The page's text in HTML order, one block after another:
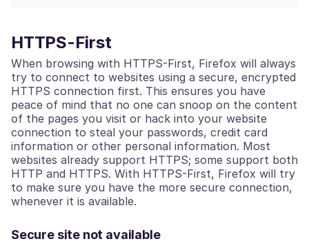
HTTPS-First
When browsing with HTTPS-First, Firefox will always
try to connect to websites using a secure, encrypted
HTTPS connection first. This ensures you have
peace of mind that no one can snoop on the content
of the pages you visit or hack into your website
connection to steal your passwords, credit card
information or other personal information. Most
websites already support HTTPS; some support both
HTTP and HTTPS. With HTTPS-First, Firefox will try
to make sure you have the more secure connection,
whenever it is available.
Secure site not available